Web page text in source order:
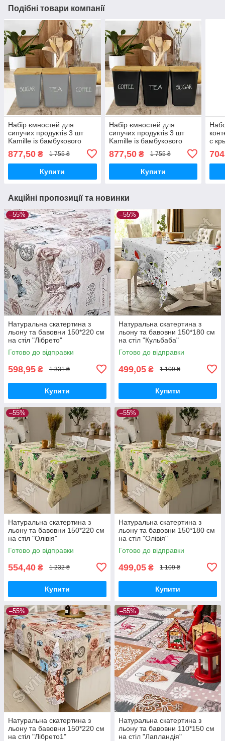
Подібні товари компанії
Набір ємностей для
сипучих продуктів 3 шт
Kamille із бамбукового
877,50 ₴ 1 755 ₴
Купити
Набір ємностей для
сипучих продуктів 3 шт
Kamille із бамбукового
чорний
877,50₴ 1 755 ₴
Купити
с
704
Акційні пропозиції та новинки
–55%
Натуральна скатертина з
льону та бавовни 150*220 см
на стіл "Лібрето"
Готово до відправки
598,95 ₴ 1 331 ₴
Купити
–55%
Натуральна скатертина з
льону та бавовни 150*180 см
на стіл "Кульбаба"
Готово до відправки
499,05 ₴ 1 109 ₴
Купити
–55%
Натуральна скатертина з
льону та бавовни 150*220 см
на стіл "Олівія"
Готово до відправки
554,40 ₴ 1 232 ₴
Купити
–55%
Натуральна скатертина з
льону та бавовни 150*180 см
на стіл "Олівія"
Готово до відправки
499,05 ₴ 1 109 ₴
Купити
–55%
Натуральна скатертина з
льону та бавовни 150*220 см
на стіл "Лібрето1"
–55%
Натуральна скатертина з
льону та бавовни 110*150 см
на стіл "Лапландія"